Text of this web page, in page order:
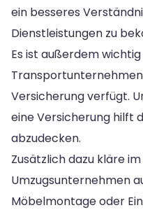
ein besseres
Dienstleistungen zu
Es ist außerdem
Versicherung verfügt.
eine Versicherung hilft
abzudecken.
Zusätzlich dazu kläre
Umzugsunternehmen
Möbelmontage oder